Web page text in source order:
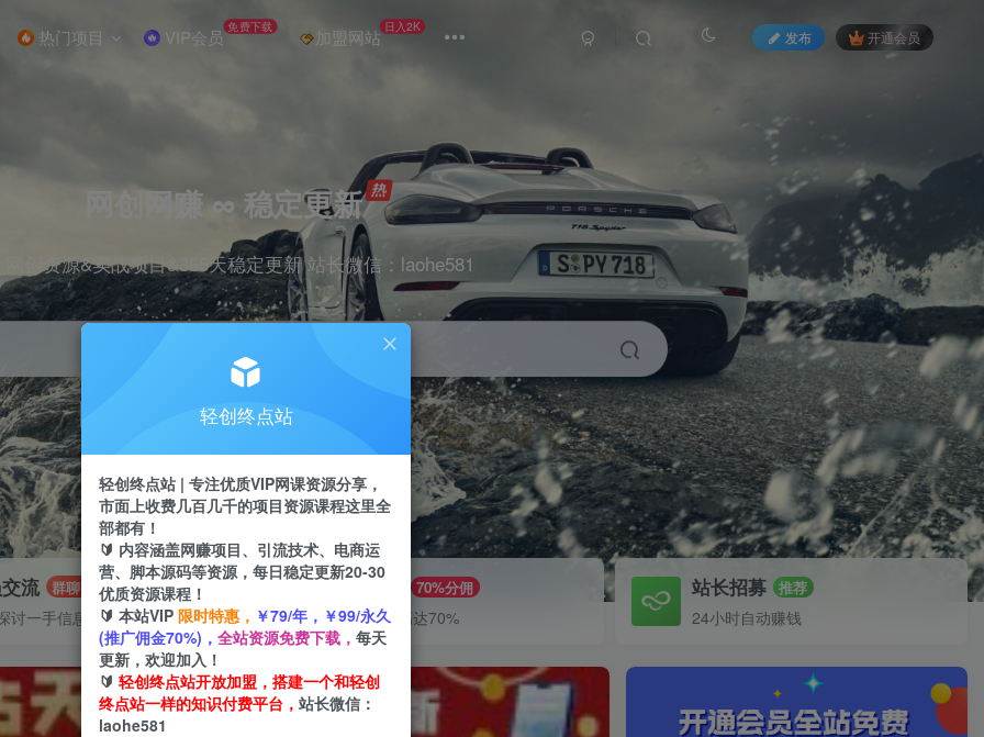
热门项目 VIP会员 免费下载 加盟网站 日入2K
发布 开通会员
网创网赚 ∞ 稳定更新
网创资源&实战项目&365天稳定更新 站长微信：laohe581
剪辑 引流 带货
流 群聊
讨一手信息差
推广赚钱 70%分佣
推广返佣高达70%
站长招募 推荐
24小时自动赚钱
轻创终点站
轻创终点站 | 专注优质VIP网课资源分享，
市面上收费几百几千的项目资源课程这里全
部都有！
🔰 内容涵盖网赚项目、引流技术、电商运
营、脚本源码等资源，每日稳定更新20-30
优质资源课程！
🔰 本站VIP 限时特惠， ￥79/年，￥99/永久
(推广佣金70%)， 全站资源免费下载， 每天
更新，欢迎加入！
🔰 轻创终点站开放加盟，搭建一个和轻创
终点站一样的知识付费平台， 站长微信：
laohe581